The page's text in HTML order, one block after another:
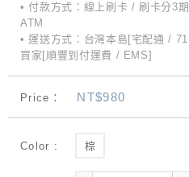
• 付款方式：線上刷卡 / 刷卡分3
ATM
• 運送方式：台灣本島[宅配通 /
買家[順豐到付運費 / EMS]
Price： NT$980
Color : 棕